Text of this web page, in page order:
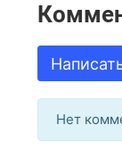
Нет